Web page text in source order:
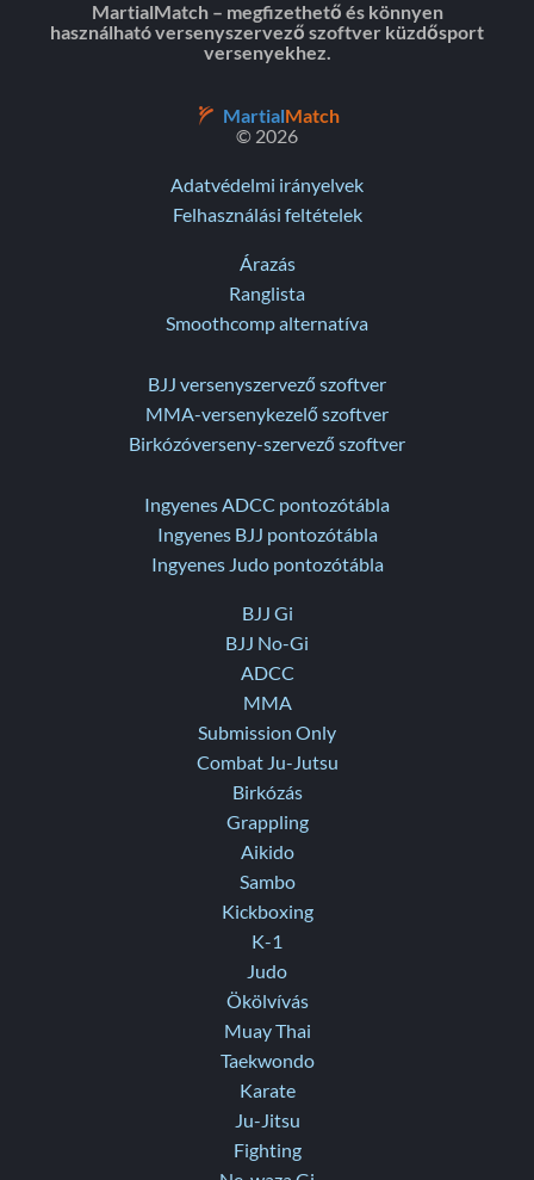
MartialMatch – megfizethető és könnyen
használható versenyszervező szoftver küzdősport
versenyekhez.
MartialMatch
© 2026
Adatvédelmi irányelvek
Felhasználási feltételek
Árazás
Ranglista
Smoothcomp alternatíva
BJJ versenyszervező szoftver
MMA-versenykezelő szoftver
Birkózóverseny-szervező szoftver
Ingyenes ADCC pontozótábla
Ingyenes BJJ pontozótábla
Ingyenes Judo pontozótábla
BJJ Gi
BJJ No-Gi
ADCC
MMA
Submission Only
Combat Ju-Jutsu
Birkózás
Grappling
Aikido
Sambo
Kickboxing
K-1
Judo
Ökölvívás
Muay Thai
Taekwondo
Karate
Ju-Jitsu
Fighting